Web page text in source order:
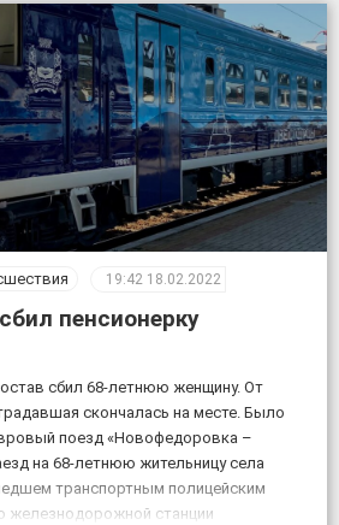
19:42 18.02.2022
пенсионерку
сбил 68-летнюю женщину. От
скончалась на месте. Было
поезд «Новофедоровка –
на 68-летнюю жительницу села
транспортным полицейским
железнодорожной станции